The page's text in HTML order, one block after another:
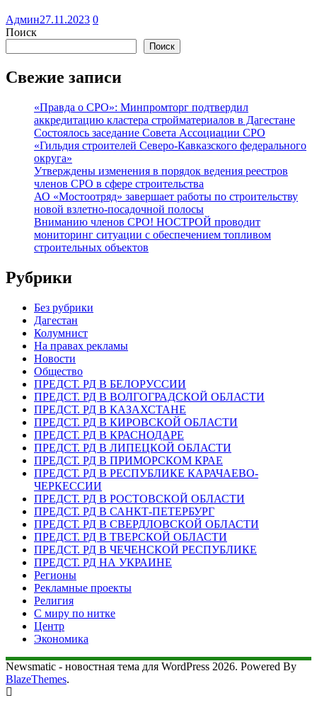
Админ27.11.2023 0
Поиск
Поиск
Свежие записи
«Правда о СРО»: Минпромторг подтвердил
аккредитацию кластера стройматериалов в Дагестане
Состоялось заседание Совета Ассоциации СРО
«Гильдия строителей Северо-Кавказского федерального
округа»
Утверждены изменения в порядок ведения реестров
членов СРО в сфере строительства
АО «Мостоотряд» завершает работы по строительству
новой взлетно-посадочной полосы
Вниманию членов СРО! НОСТРОЙ проводит
мониторинг ситуации с обеспечением топливом
строительных объектов
Рубрики
Без рубрики
Дагестан
Колумнист
На правах рекламы
Новости
Общество
ПРЕДСТ. РД В БЕЛОРУССИИ
ПРЕДСТ. РД В ВОЛГОГРАДСКОЙ ОБЛАСТИ
ПРЕДСТ. РД В КАЗАХСТАНЕ
ПРЕДСТ. РД В КИРОВСКОЙ ОБЛАСТИ
ПРЕДСТ. РД В КРАСНОДАРЕ
ПРЕДСТ. РД В ЛИПЕЦКОЙ ОБЛАСТИ
ПРЕДСТ. РД В ПРИМОРСКОМ КРАЕ
ПРЕДСТ. РД В РЕСПУБЛИКЕ КАРАЧАЕВО-
ЧЕРКЕССИИ
ПРЕДСТ. РД В РОСТОВСКОЙ ОБЛАСТИ
ПРЕДСТ. РД В САНКТ-ПЕТЕРБУРГ
ПРЕДСТ. РД В СВЕРДЛОВСКОЙ ОБЛАСТИ
ПРЕДСТ. РД В ТВЕРСКОЙ ОБЛАСТИ
ПРЕДСТ. РД В ЧЕЧЕНСКОЙ РЕСПУБЛИКЕ
ПРЕДСТ. РД НА УКРАИНЕ
Регионы
Рекламные проекты
Религия
С миру по нитке
Центр
Экономика
Newsmatic - новостная тема для WordPress 2026. Powered By
BlazeThemes.